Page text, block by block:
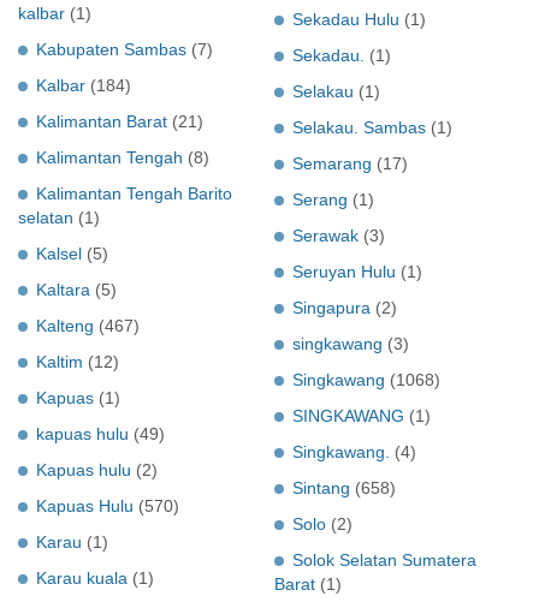
kalbar (1)
Kabupaten Sambas (7)
Kalbar (184)
Kalimantan Barat (21)
Kalimantan Tengah (8)
Kalimantan Tengah Barito
selatan (1)
Kalsel (5)
Kaltara (5)
Kalteng (467)
Kaltim (12)
Kapuas (1)
kapuas hulu (49)
Kapuas hulu (2)
Kapuas Hulu (570)
Karau (1)
Karau kuala (1)
Sekadau Hulu (1)
Sekadau.
(1)
Selakau (1)
Selakau. Sambas (1)
Semarang (17)
Serang (1)
Serawak (3)
Seruyan Hulu (1)
Singapura (2)
singkawang (3)
Singkawang (1068)
SINGKAWANG (1)
Singkawang.
(4)
Sintang (658)
Solo (2)
Solok Selatan Sumatera
Barat (1)